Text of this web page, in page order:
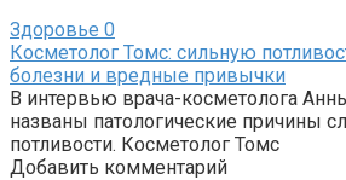
Здоровье 0
Косметолог Томс: сильную
болезни и вредные привычки
В интервью врача-косметолога
названы патологические причины
потливости. Косметолог Томс
Добавить комментарий